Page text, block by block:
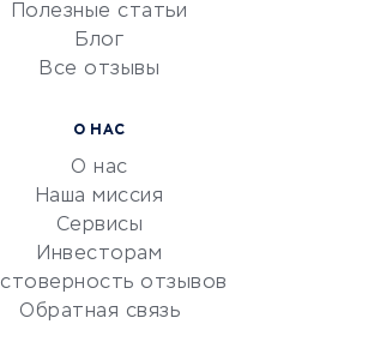
компании
Полезные статьи
Блог
Все отзывы
О НАС
О нас
Наша миссия
Сервисы
Инвесторам
отзывов
Обратная связь